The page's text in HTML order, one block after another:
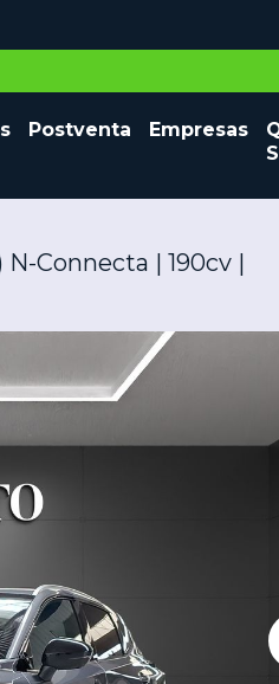
Postventa Empresas
nuevos
N-Connecta | 190cv |